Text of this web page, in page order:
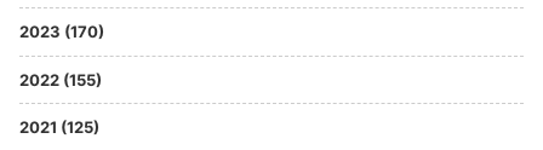
2023 (170)
2022 (155)
2021 (125)